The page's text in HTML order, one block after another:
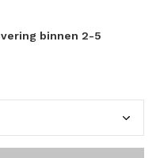
binnen 2-5